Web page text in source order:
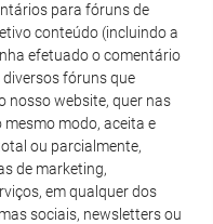
para fóruns de
conteúdo (incluindo a
efetuado o comentário
fóruns que
nosso website, quer nas
mesmo modo, aceita e
ou parcialmente,
de marketing,
em qualquer dos
sociais, newsletters ou